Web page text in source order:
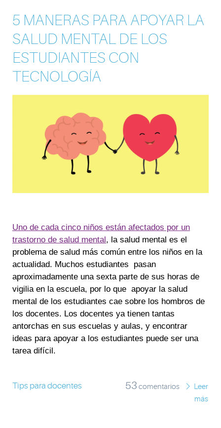
5 MANERAS PARA APOYAR LA
SALUD MENTAL DE LOS
ESTUDIANTES CON
TECNOLOGÍA
Uno de cada cinco niños están afectados por un
trastorno de salud mental, la salud mental es el
problema de salud más común entre los niños en la
actualidad. Muchos estudiantes pasan
aproximadamente una sexta parte de sus horas de
vigilia en la escuela, por lo que apoyar la salud
mental de los estudiantes cae sobre los hombros de
los docentes. Los docentes ya tienen tantas
antorchas en sus escuelas y aulas, y encontrar
ideas para apoyar a los estudiantes puede ser una
tarea difícil.
Tips para docentes 53 comentarios
Leer
más